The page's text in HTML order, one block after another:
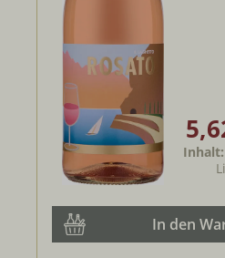
Inhalt:
In den